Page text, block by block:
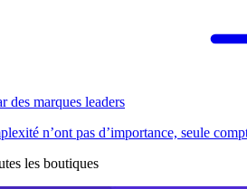
des marques leaders
n’ont pas d’importance, seule
les boutiques